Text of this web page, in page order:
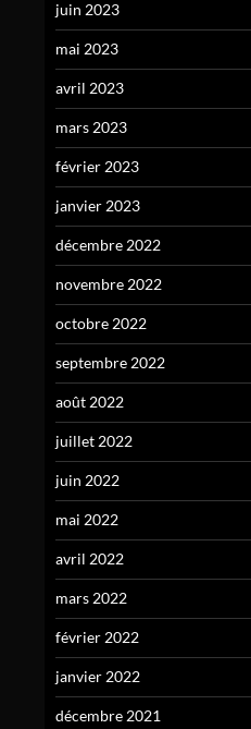
juin 2023
mai 2023
avril 2023
mars 2023
février 2023
janvier 2023
décembre 2022
novembre 2022
octobre 2022
septembre 2022
août 2022
juillet 2022
juin 2022
mai 2022
avril 2022
mars 2022
février 2022
janvier 2022
décembre 2021